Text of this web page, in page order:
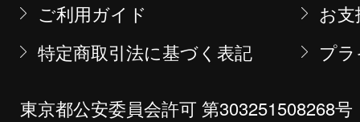
ご利用ガイド
お
特定商取引法に基づく表記
プ
東京都公安委員会許可 第303251508268号